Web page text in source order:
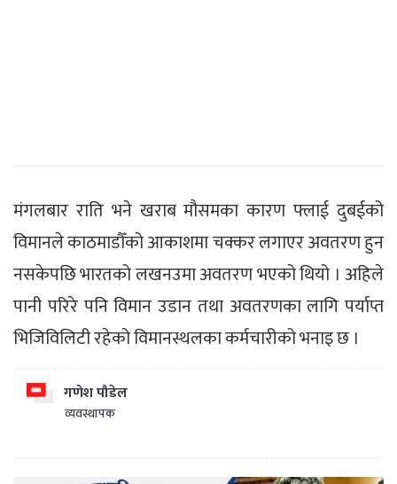
मंगलबार राति भने खराब मौसमका कारण फ्लाई दुबईको
विमानले काठमाडौँको आकाशमा चक्कर लगाएर अवतरण हुन
नसकेपछि भारतको लखनउमा अवतरण भएको थियो । अहिले
पानी परिरे पनि विमान उडान तथा अवतरणका लागि पर्याप्त
भिजिविलिटी रहेको विमानस्थलका कर्मचारीको भनाइ छ ।
गणेश पौडेल
व्यवस्थापक